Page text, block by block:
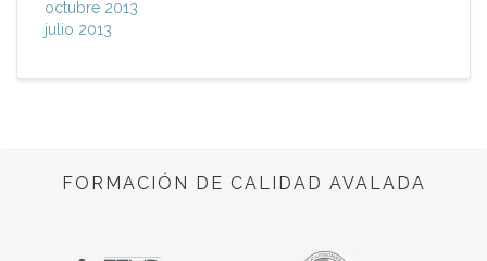
octubre 2013
julio 2013
FORMACIÓN DE CALIDAD AVALADA